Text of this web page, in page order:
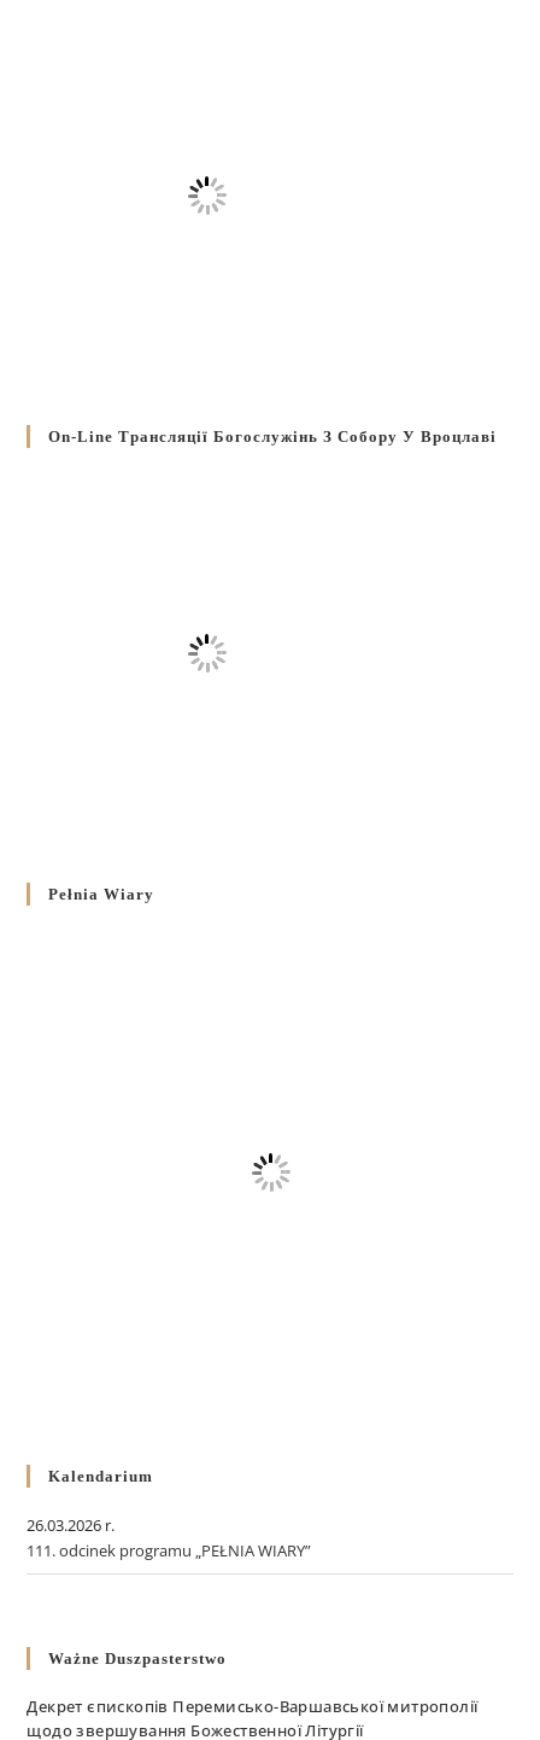
On-Line Трансляції Богослужінь З Собору У Вроцлаві
Pełnia Wiary
Kalendarium
26.03.2026 r.
111. odcinek programu „PEŁNIA WIARY”
Ważne Duszpasterstwo
Декрет єпископів Перемисько-Варшавської митрополії
щодо звершування Божественної Літургії